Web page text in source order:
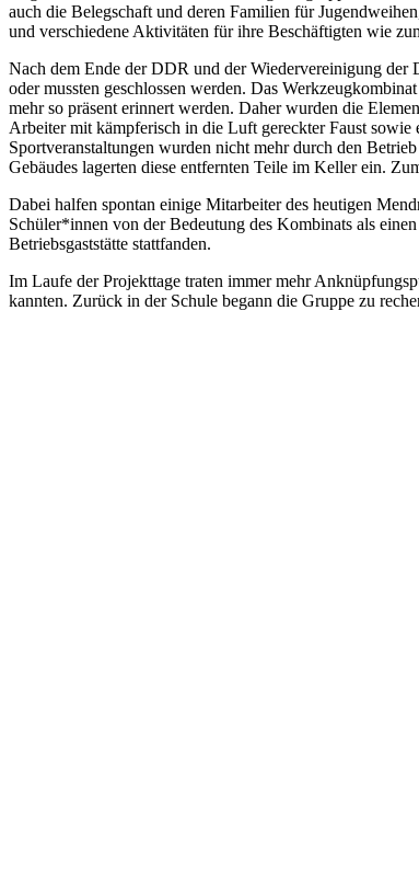
auch die Belegschaft und deren Familien für
und verschiedene Aktivitäten für ihre Beschäftigten wie
Nach dem Ende der DDR und der Wiedervereinigung
oder mussten geschlossen werden. Das
mehr so präsent erinnert werden. Daher wurden die
Arbeiter mit kämpferisch in die Luft gereckter Faust
Sportveranstaltungen wurden nicht mehr durch den
Gebäudes lagerten diese entfernten Teile im Keller ein.
Dabei halfen spontan einige Mitarbeiter des heutigen
Schüler*innen von der Bedeutung des Kombinats als
Betriebsgaststätte stattfanden.
Im Laufe der Projekttage traten immer mehr
kannten. Zurück in der Schule begann die Gruppe zu